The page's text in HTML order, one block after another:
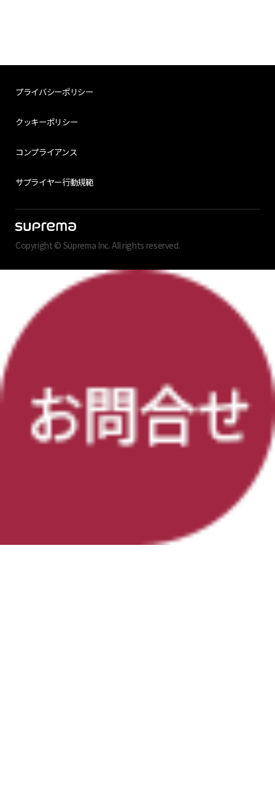
プライバシーポリシー
クッキーポリシー
コンプライアンス
サプライヤー行動規範
Copyright © Suprema Inc. All rights reserved.